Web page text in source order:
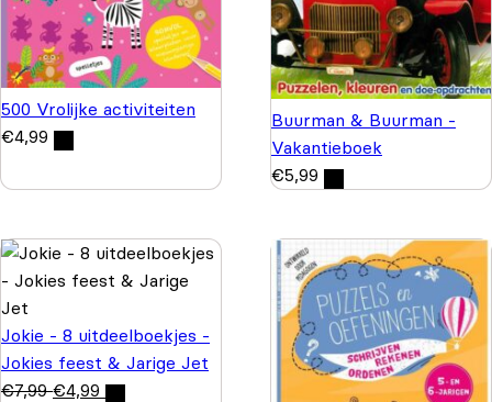
500 Vrolijke activiteiten
€4,99
Buurman & Buurman -
Vakantieboek
€5,99
Jokie - 8 uitdeelboekjes -
Jokies feest & Jarige Jet
€7,99 €4,99